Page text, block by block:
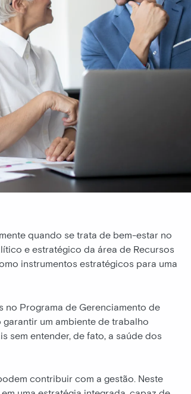
quando se trata de bem-estar no
e estratégico da área de Recursos
instrumentos estratégicos para uma
no Programa de Gerenciamento de
um ambiente de trabalho
sem entender, de fato, a saúde dos
contribuir com a gestão. Neste